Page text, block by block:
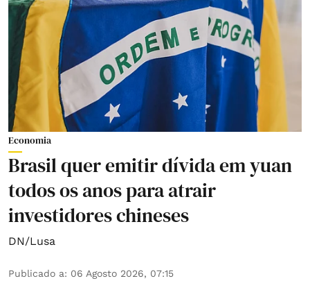
Economia
Brasil quer emitir dívida em yuan
todos os anos para atrair
investidores chineses
DN/Lusa
Publicado a: 06 Agosto 2026, 07:15